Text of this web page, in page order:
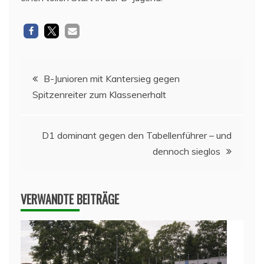
Beitragsnavigation
B-Junioren mit Kantersieg gegen
Spitzenreiter zum Klassenerhalt
D1 dominant gegen den Tabellenführer – und
dennoch sieglos
VERWANDTE BEITRÄGE